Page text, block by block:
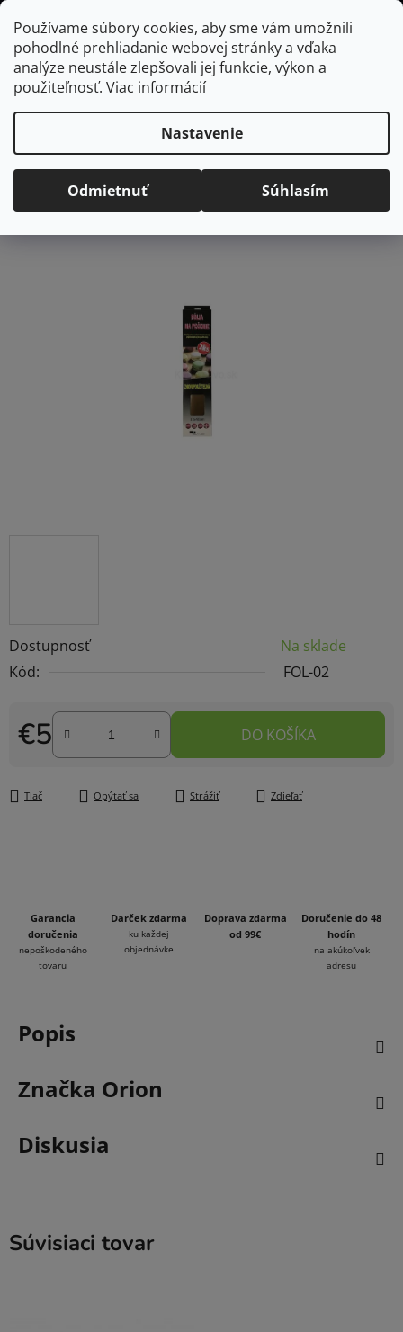
Používame súbory cookies, aby sme vám umožnili
pohodlné prehliadanie webovej stránky a vďaka
analýze neustále zlepšovali jej funkcie, výkon a
použiteľnosť. Viac informácií
Nastavenie
Odmietnuť Súhlasím
Prejsť
na
obsah
Hľadať
Domov
/ Kuchyňa / Pečenie / Dosky a podložky
Fólie na pečenie
40x33 cm, 2 ks
Dostupnosť
Na sklade
Kód:
FOL-02
€5
Jednotková cena:
DO KOŠÍKA
Tlač Opýtať sa Strážiť Zdieľať
Fólie na pečenie 40x33 cm,
2 ks
Priemerné
hodnotenie
Neohodnotené
Podrobnosti hodnotenia
Garancia
doručenia
nepoškodeného
tovaru
Darček zdarma
ku každej
objednávke
Doprava zdarma
od 99€
Doručenie do 48
hodín
na akúkoľvek
adresu
Popis
Značka Orion
Diskusia
Súvisiaci tovar